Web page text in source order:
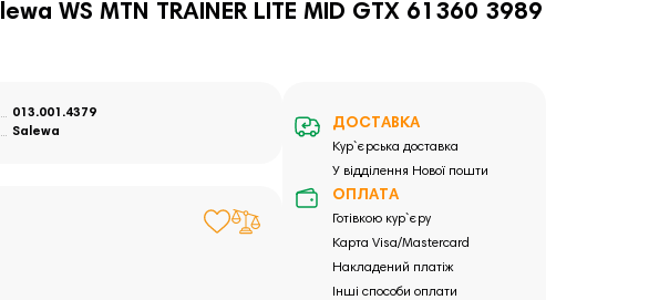
WS MTN TRAINER LITE MID GTX 61360 3989
013.001.4379
Salewa ДОСТАВКА
Кур`єрська доставка
У відділення Нової пошти
ОПЛАТА
Готівкою кур`єру
Карта Visa/Mastercard
Накладений платіж
Інші способи оплати